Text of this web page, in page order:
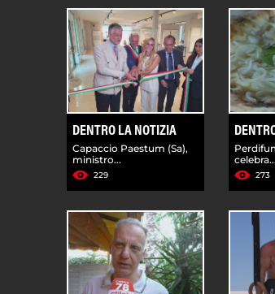
DENTRO LA NOTIZIA
Capaccio Paestum (Sa),
ministro...
229
celebra...
273